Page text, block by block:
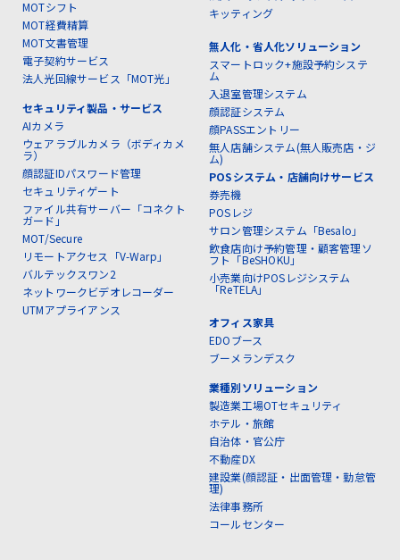
MOTシフト
MOT経費精算
MOT文書管理
電子契約サービス
法人光回線サービス「MOT光」
セキュリティ製品・サービス
AIカメラ
ウェアラブルカメラ（ボディカメ
ラ）
顔認証IDパスワード管理
セキュリティゲート
ファイル共有サーバー「コネクト
ガード」
MOT/Secure
リモートアクセス「V-Warp」
バルテックスワン2
ネットワークビデオレコーダー
UTMアプライアンス
キッティング
無人化・省人化ソリューション
スマートロック+施設予約システ
ム
入退室管理システム
顔認証システム
顔PASSエントリー
無人店舗システム(無人販売店・ジ
ム)
POSシステム・店舗向けサービス
券売機
POSレジ
サロン管理システム「Besalo」
飲食店向け予約管理・顧客管理ソ
フト「BeSHOKU」
小売業向けPOSレジシステム
「ReTELA」
オフィス家具
EDOブース
ブーメランデスク
業種別ソリューション
製造業工場OTセキュリティ
ホテル・旅館
自治体・官公庁
不動産DX
建設業(顔認証・出面管理・勤怠管
理)
法律事務所
コールセンター